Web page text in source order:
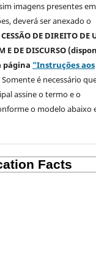
imagens presentes em
deverá ser anexado o
DE DIREITO DE
E DE DISCURSO
página "Instruções aos
Somente é necessário
assine o termo e o
o modelo abaixo